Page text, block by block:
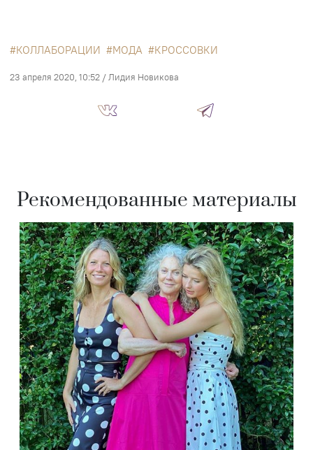
КОЛЛАБОРАЦИИ МОДА КРОССОВКИ
23 апреля 2020, 10:52 / Лидия Новикова
Рекомендованные материалы